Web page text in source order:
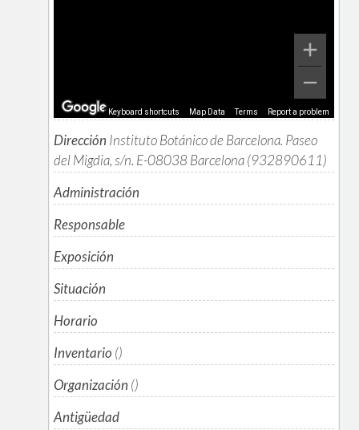
Keyboard shortcuts Map Data Terms Report a problem
Dirección Instituto Botánico de Barcelona. Paseo
del Migdia, s/n. E-08038 Barcelona (932890611)
Administración
Responsable
Exposición
Situación
Horario
Inventario ()
Organización ()
Antigüedad